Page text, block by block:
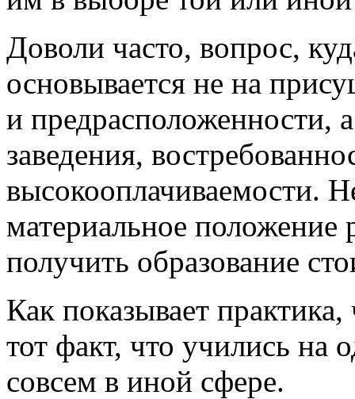
Доволи часто, вопрос,
основывается не на
и предрасположенности,
заведения,
высокооплачиваемости.
материальное положение
получить образование
Как показывает
тот факт, что учились на
совсем в иной сфере.